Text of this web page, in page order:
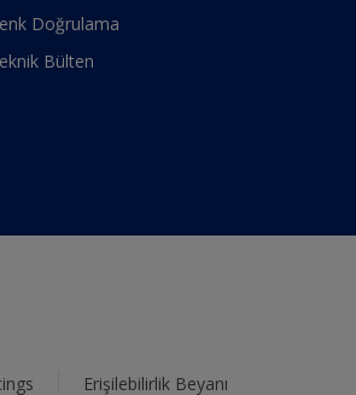
Doğrulama
Bülten
Erişilebilirlik Beyanı